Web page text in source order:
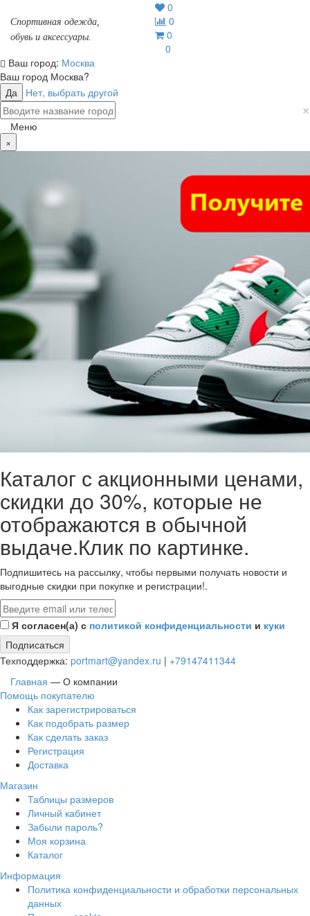
Спортивная одежда,
обувь и аксессуары.
0
0
0
0
Ваш город: Москва
Ваш город Москва?
Да
Нет, выбрать другой
×
Меню
×
Каталог с акционными ценами,
скидки до 30%, которые не
отображаются в обычной
выдаче.Клик по картинке.
Подпишитесь на рассылку, чтобы первыми получать новости и
выгодные скидки при покупке и регистрации!.
Я согласен(а) с политикой конфиденциальности и куки
Подписаться
Техподдержка: portmart@yandex.ru | +79147411344
Главная — О компании
Помощь покупателю
Как зарегистрироваться
Как подобрать размер
Как сделать заказ
Регистрация
Доставка
Магазин
Таблицы размеров
Личный кабинет
Забыли пароль?
Моя корзина
Каталог
Информация
Политика конфиденциальности и обработки персональных
данных